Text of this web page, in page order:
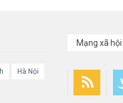
Hà Nội
Mạng xã hội